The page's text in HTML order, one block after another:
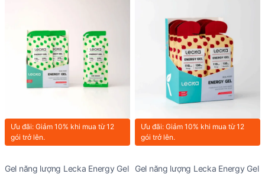
Ưu đãi: Giảm 10% khi mua từ 12
gói trở lên.
Gel năng lượng Lecka Energy Gel
Ưu đãi: Giảm 10% khi mua từ 12
gói trở lên.
Gel năng lượng Lecka Energy Gel